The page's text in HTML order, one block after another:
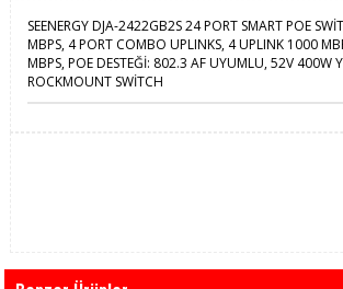
SEENERGY DJA-2422GB2S 24 PORT SMART POE
MBPS, 4 PORT COMBO UPLINKS, 4 UPLINK 1000
MBPS, POE DESTEĞİ: 802.3 AF UYUMLU, 52V 400W
ROCKMOUNT SWİTCH